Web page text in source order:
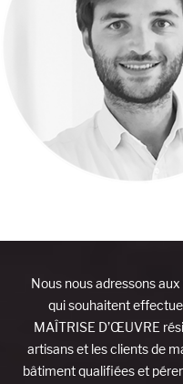
Nous nous adressons
qui souhaitent
MAÎTRISE D’ŒUVRE
artisans et les clients de
bâtiment qualifiées et